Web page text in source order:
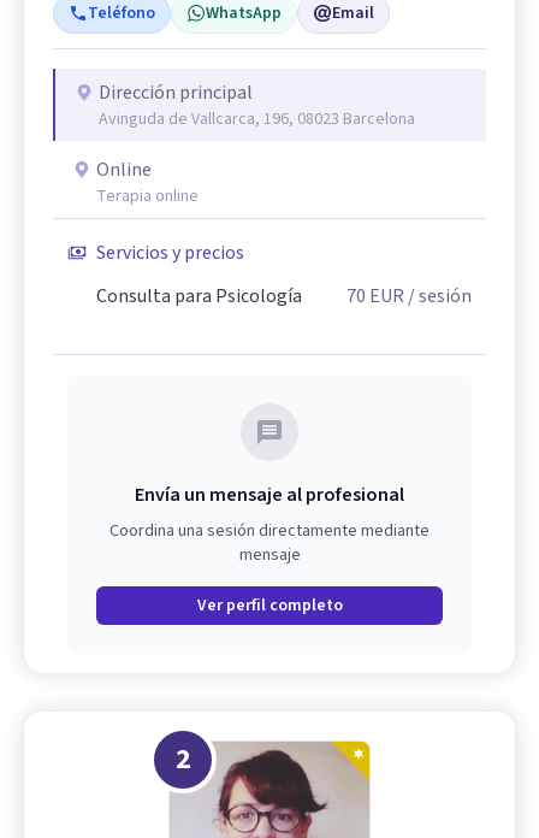
Teléfono WhatsApp Email
Dirección principal
Avinguda de Vallcarca, 196, 08023 Barcelona
Online
Terapia online
Servicios y precios
Consulta para Psicología
70 EUR / sesión
Envía un mensaje al profesional
Coordina una sesión directamente mediante
mensaje
Ver perfil completo
2